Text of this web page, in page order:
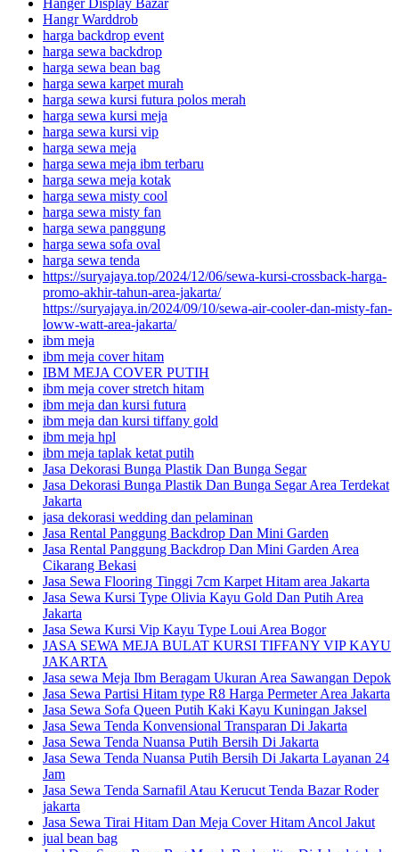
Hanger Display Bazar
Hangr Warddrob
harga backdrop event
harga sewa backdrop
harga sewa bean bag
harga sewa karpet murah
harga sewa kursi futura polos merah
harga sewa kursi meja
harga sewa kursi vip
harga sewa meja
harga sewa meja ibm terbaru
harga sewa meja kotak
harga sewa misty cool
harga sewa misty fan
harga sewa panggung
harga sewa sofa oval
harga sewa tenda
https://suryajaya.top/2024/12/06/sewa-kursi-crossback-harga-
promo-akhir-tahun-area-jakarta/
https://suryajaya.in/2024/09/10/sewa-air-cooler-dan-misty-fan-
loww-watt-area-jakarta/
ibm meja
ibm meja cover hitam
IBM MEJA COVER PUTIH
ibm meja cover stretch hitam
ibm meja dan kursi futura
ibm meja dan kursi tiffany gold
ibm meja hpl
ibm meja taplak ketat putih
Jasa Dekorasi Bunga Plastik Dan Bunga Segar
Jasa Dekorasi Bunga Plastik Dan Bunga Segar Area Terdekat
Jakarta
jasa dekorasi wedding dan pelaminan
Jasa Rental Panggung Backdrop Dan Mini Garden
Jasa Rental Panggung Backdrop Dan Mini Garden Area
Cikarang Bekasi
Jasa Sewa Flooring Tinggi 7cm Karpet Hitam area Jakarta
Jasa Sewa Kursi Type Olivia Kayu Gold Dan Putih Area
Jakarta
Jasa Sewa Kursi Vip Kayu Type Loui Area Bogor
JASA SEWA MEJA BULAT KURSI TIFFANY VIP KAYU
JAKARTA
Jasa sewa Meja Ibm Beragam Ukuran Area Sawangan Depok
Jasa Sewa Partisi Hitam type R8 Harga Permeter Area Jakarta
Jasa Sewa Sofa Queen Putih Kaki Kayu Kuningan Jaksel
Jasa Sewa Tenda Konvensional Transparan Di Jakarta
Jasa Sewa Tenda Nuansa Putih Bersih Di Jakarta
Jasa Sewa Tenda Nuansa Putih Bersih Di Jakarta Layanan 24
Jam
Jasa Sewa Tenda Sarnafil Atau Kerucut Tenda Bazar Roder
jakarta
Jasa Sewa Tirai Hitam Dan Meja Cover Hitam Ancol Jakut
jual bean bag